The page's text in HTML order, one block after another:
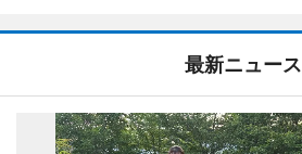
最新ニュース